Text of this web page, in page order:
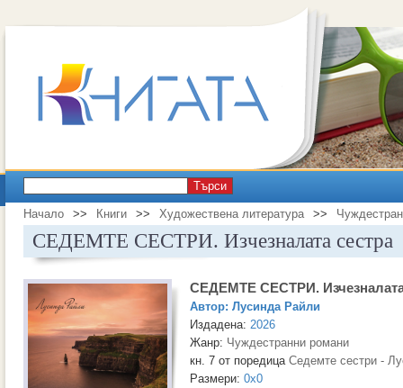
Търси
Начало >> Книги >> Художествена литература >>
СЕДЕМТЕ СЕСТРИ. Изчезналата сестра
СЕДЕМТЕ СЕСТРИ. Изчезналата
Автор: Лусинда Райли
Издадена: 2026
Жанр: Чуждестранни романи
кн. 7 от поредица Седемте сестри -
Размери: 0x0